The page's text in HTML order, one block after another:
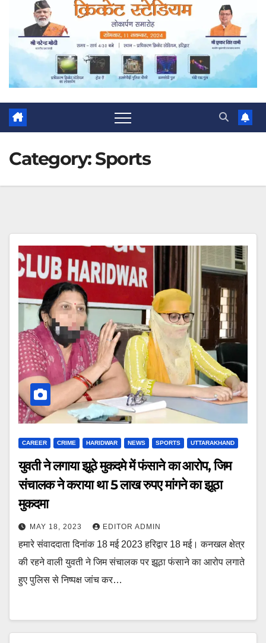
Category:Sports
CAREER CRIME HARIDWAR NEWS SPORTS UTTARAKHAND
युवती ने लगाया झूठे मुकदमे में फंसाने का आरोप, जिम
संचालक ने कराया था 5 लाख रुपए मांगने का झूठा
मुकदमा
MAY 18, 2023 EDITOR ADMIN
हमारे संवाददाता दिनांक 18 मई 2023 हरिद्वार 18 मई। कनखल क्षेत्र
की रहने वाली युवती ने जिम संचालक पर झूठा फंसाने का आरोप लगाते
हुए पुलिस से निष्पक्ष जांच कर…